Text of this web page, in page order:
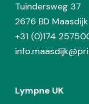
Tuindersweg 37
2676 BD Maasdijk
+31 (0)174
Lympne UK